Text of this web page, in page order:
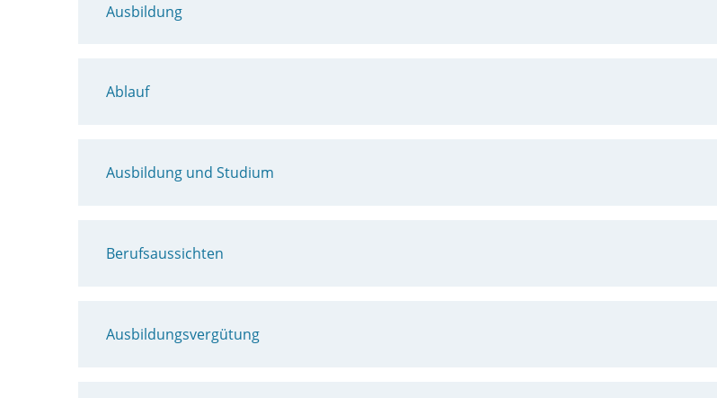
Ausbildung
Ablauf
Ausbildung und Studium
Berufsaussichten
Ausbildungsvergütung